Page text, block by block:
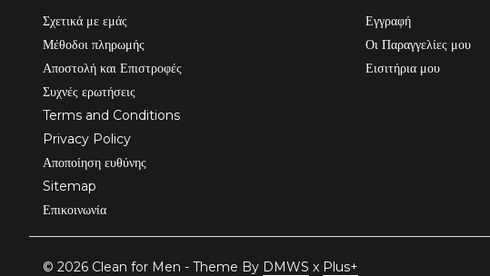
Σχετικά με εμάς
Μέθοδοι πληρωμής
Αποστολή και Επιστροφές
Συχνές ερωτήσεις
Terms and Conditions
Privacy Policy
Αποποίηση ευθύνης
Sitemap
Επικοινωνία
Εγγραφή
Οι Παραγγελίες μου
Εισιτήρια μου
© 2026 Clean for Men - Theme By DMWS x Plus+